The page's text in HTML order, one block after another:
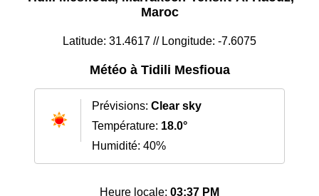
Maroc
Latitude: 31.4617 // Longitude: -7.6075
Météo à Tidili Mesfioua
Prévisions: Clear sky
Température: 18.0°
Humidité: 40%
Heure locale: 03:37 PM